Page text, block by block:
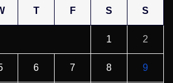
T F S S
1 2
6 7 8 9